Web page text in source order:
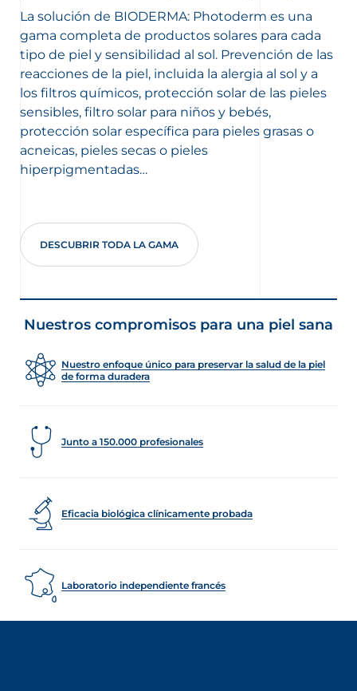
La solución de BIODERMA: Photoderm es una
gama completa de productos solares para cada
tipo de piel y sensibilidad al sol. Prevención de las
reacciones de la piel, incluida la alergia al sol y a
los filtros químicos, protección solar de las pieles
sensibles, filtro solar para niños y bebés,
protección solar específica para pieles grasas o
acneicas, pieles secas o pieles
hiperpigmentadas…
DESCUBRIR TODA LA GAMA
Nuestros compromisos para una piel sana
Nuestro enfoque único para preservar la salud de la piel
de forma duradera
Junto a 150.000 profesionales
Eficacia biológica clínicamente probada
Laboratorio independiente francés